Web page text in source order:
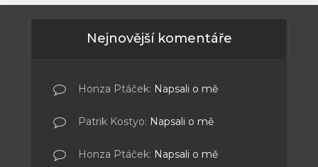
Nejnovější komentáře
Honza Ptáček: Napsali o mě
Patrik Kostyo: Napsali o mě
Honza Ptáček: Napsali o mě